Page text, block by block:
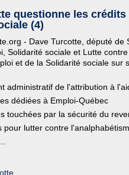
questionne les
(4)
- Dave Turcotte, député de
Solidarité sociale et Lutte
et de la Solidarité sociale sur
administratif de l'attribution à
dédiées à Emploi-Québec
touchées par la sécurité du
pour lutter contre